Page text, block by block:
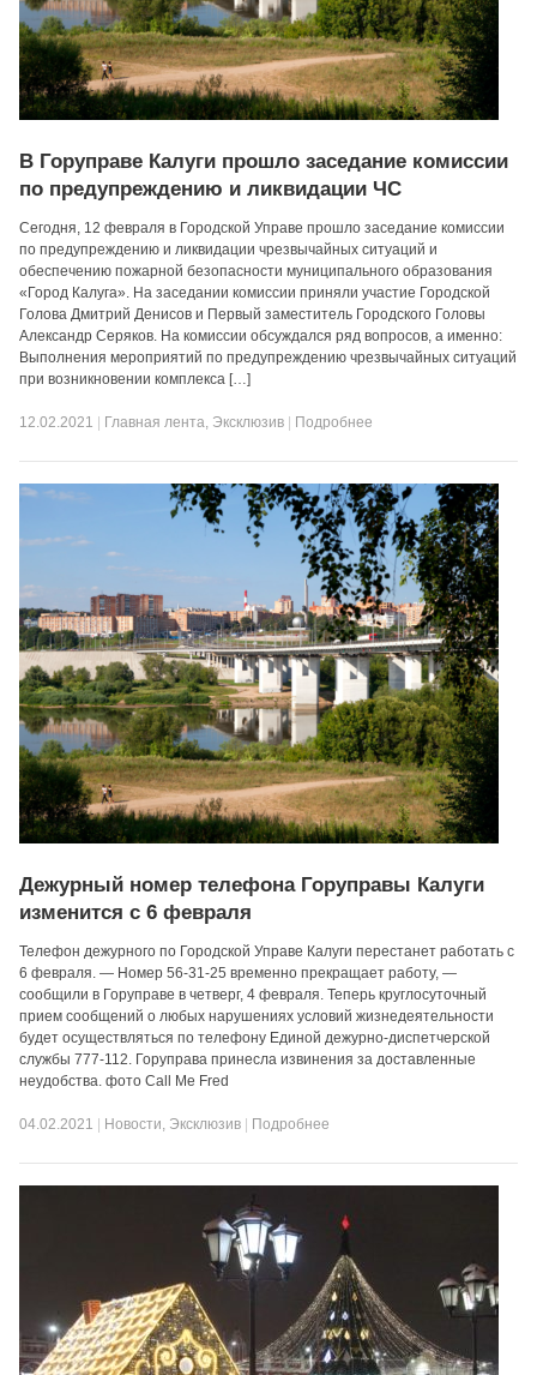
В Горуправе Калуги прошло заседание комиссии
по предупреждению и ликвидации ЧС
Сегодня, 12 февраля в Городской Управе прошло заседание комиссии
по предупреждению и ликвидации чрезвычайных ситуаций и
обеспечению пожарной безопасности муниципального образования
«Город Калуга». На заседании комиссии приняли участие Городской
Голова Дмитрий Денисов и Первый заместитель Городского Головы
Александр Серяков. На комиссии обсуждался ряд вопросов, а именно:
Выполнения мероприятий по предупреждению чрезвычайных ситуаций
при возникновении комплекса […]
12.02.2021 Главная лента, Эксклюзив Подробнее
Дежурный номер телефона Горуправы Калуги
изменится с 6 февраля
Телефон дежурного по Городской Управе Калуги перестанет работать с
6 февраля. — Номер 56-31-25 временно прекращает работу, —
сообщили в Горуправе в четверг, 4 февраля. Теперь круглосуточный
прием сообщений о любых нарушениях условий жизнедеятельности
будет осуществляться по телефону Единой дежурно-диспетчерской
службы 777-112. Горуправа принесла извинения за доставленные
неудобства. фото Call Me Fred
04.02.2021 Новости, Эксклюзив Подробнее